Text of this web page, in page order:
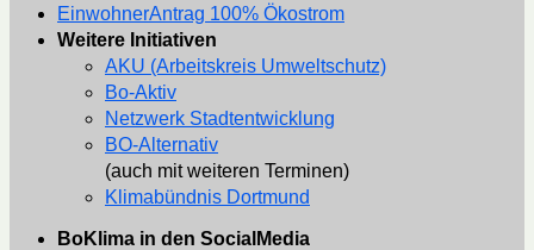
EinwohnerAntrag 100% Ökostrom
Weitere Initiativen
AKU (Arbeitskreis Umweltschutz)
Bo-Aktiv
Netzwerk Stadtentwicklung
BO-Alternativ
(auch mit weiteren Terminen)
Klimabündnis Dortmund
BoKlima in den SocialMedia